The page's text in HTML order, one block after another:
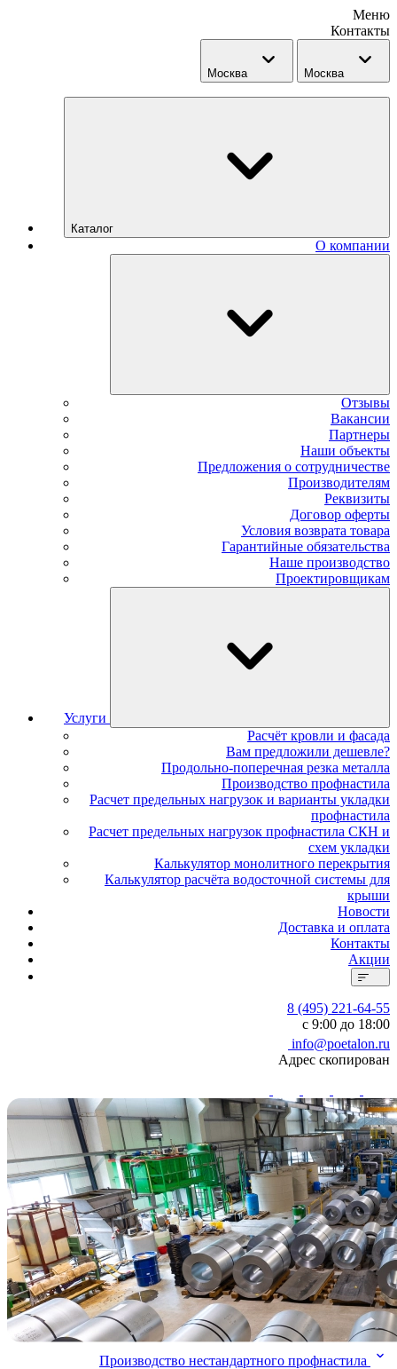
Меню
Контакты
Москва Москва
Каталог
О компании
Отзывы
Вакансии
Партнеры
Наши объекты
Предложения о сотрудничестве
Производителям
Реквизиты
Договор оферты
Условия возврата товара
Гарантийные обязательства
Наше производство
Проектировщикам
Услуги
Расчёт кровли и фасада
Вам предложили дешевле?
Продольно-поперечная резка металла
Производство профнастила
Расчет предельных нагрузок и варианты укладки
профнастила
Расчет предельных нагрузок профнастила СКН и
схем укладки
Калькулятор монолитного перекрытия
Калькулятор расчёта водосточной системы для
крыши
Новости
Доставка и оплата
Контакты
Акции
8 (495) 221-64-55
с 9:00 до 18:00
info@poetalon.ru
Адрес скопирован
Производство нестандартного профнастила